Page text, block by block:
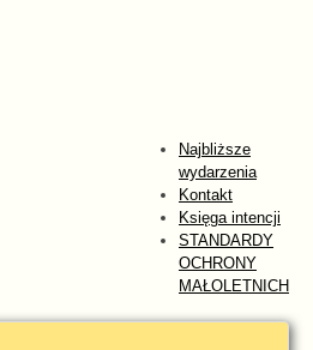
Najbliższe
wydarzenia
Kontakt
Księga intencji
STANDARDY
OCHRONY
MAŁOLETNICH